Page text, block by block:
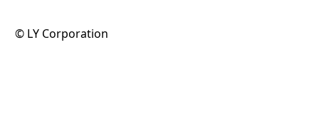
©️ LY Corporation